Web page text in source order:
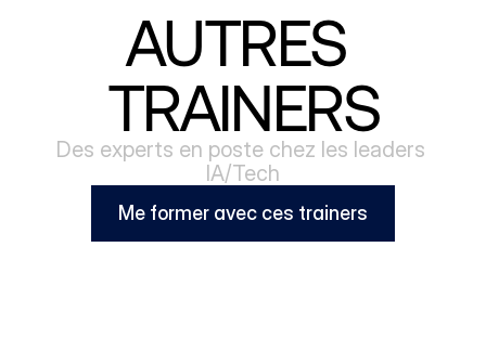
AUTRES
TRAINERS
Des experts en poste chez les leaders
IA/Tech
Me former avec ces trainers